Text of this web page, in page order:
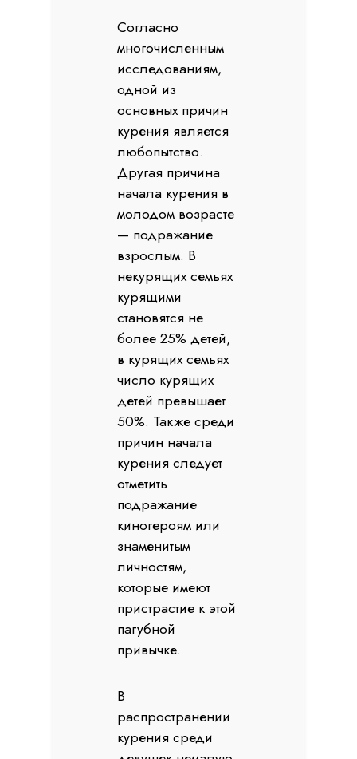
Согласно
многочисленным
исследованиям,
одной из
основных причин
курения является
любопытство.
Другая причина
начала курения в
молодом возрасте
— подражание
взрослым. В
некурящих семьях
курящими
становятся не
более 25% детей,
в курящих семьях
число курящих
детей превышает
50%. Также среди
причин начала
курения следует
отметить
подражание
киногероям или
знаменитым
личностям,
которые имеют
пристрастие к этой
пагубной
привычке.
В
распространении
курения среди